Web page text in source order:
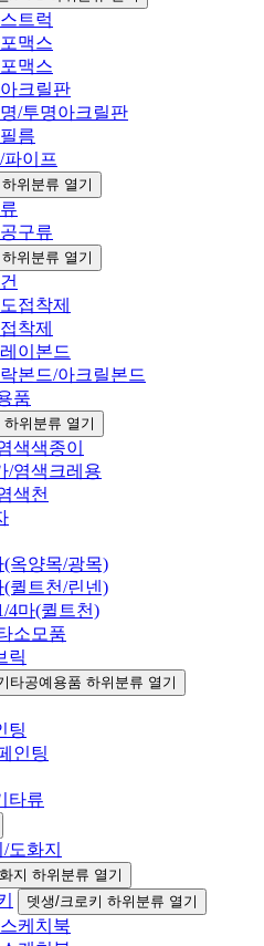
트럭
맥스
맥스
크릴판
/투명아크릴판
름
파이프
위분류 열기
구류
위분류 열기
접착제
착제
이본드
본드/아크릴본드
품
위분류 열기
색색종이
/염색크레용
색천
(옥양목/광목)
(퀼트천/린넨)
4마(퀼트천)
소모품
릭
타공예용품 하위분류 열기
팅
인팅
타류
도화지
지 하위분류 열기
뎃생/크로키 하위분류 열기
케치북